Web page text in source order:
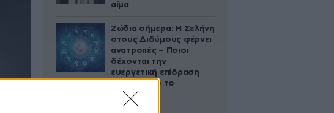
αίμα
Ζώδια σήμερα: Η Σελήνη
στους Διδύμους φέρνει
ανατροπές – Ποιοι
δέχονται την
ευεργετική επίδραση
του Δία από το
απόγευμα;